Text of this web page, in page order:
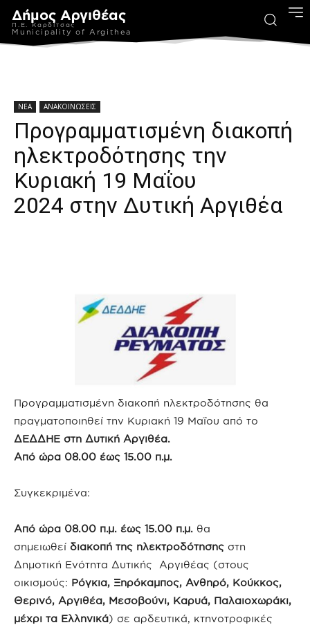
Δήμος Αργιθέας
Π.Ε. Καρδίτσας
Municipality of Argithea
ΝΕΑ ΑΝΑΚΟΙΝΩΣΕΙΣ
Προγραμματισμένη διακοπή
ηλεκτροδότησης την
Κυριακή 19 Μαΐου
2024 στην Δυτική Αργιθέα
Προγραμματισμένη διακοπή ηλεκτροδότησης θα
πραγματοποιηθεί την Κυριακή 19 Μαΐου από το
ΔΕΔΔΗΕ στη Δυτική Αργιθέα.
Από ώρα 08.00 έως 15.00 π.μ.
Συγκεκριμένα:
Από ώρα 08.00 π.μ. έως 15.00 π.μ. θα
σημειωθεί διακοπή της ηλεκτροδότησης στη
Δημοτική Ενότητα Δυτικής Αργιθέας (στους
οικισμούς: Ρόγκια, Ξηρόκαμπος, Ανθηρό, Κούκκος,
Θερινό, Αργιθέα, Μεσοβούνι, Καρυά, Παλαιοχωράκι,
μέχρι τα Ελληνικά) σε αρδευτικά, κτηνοτροφικές